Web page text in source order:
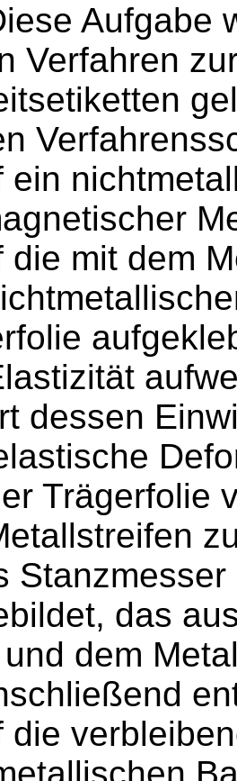
Aufgabe
Verfahren
ein
die mit dem
dessen
Trägerfolie
das
dem
die